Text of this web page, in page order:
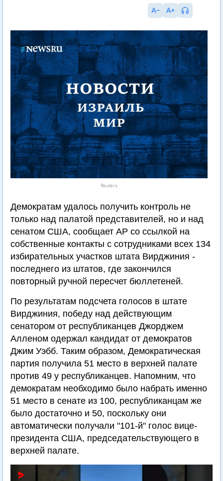
Reuters
Демократам удалось получить контроль не
только над палатой представителей, но и над
сенатом США, сообщает AP со ссылкой на
собственные контакты с сотрудниками всех 134
избирательных участков штата Вирджиния -
последнего из штатов, где закончился
повторный ручной пересчет бюллетеней.
По результатам подсчета голосов в штате
Вирджиния, победу над действующим
сенатором от республиканцев Джорджем
Алленом одержал кандидат от демократов
Джим Уэбб. Таким образом, Демократическая
партия получила 51 место в верхней палате
против 49 у республиканцев. Напомним, что
демократам необходимо было набрать именно
51 место в сенате из 100, республиканцам же
было достаточно и 50, поскольку они
автоматически получали "101-й" голос вице-
президента США, председательствующего в
верхней палате.